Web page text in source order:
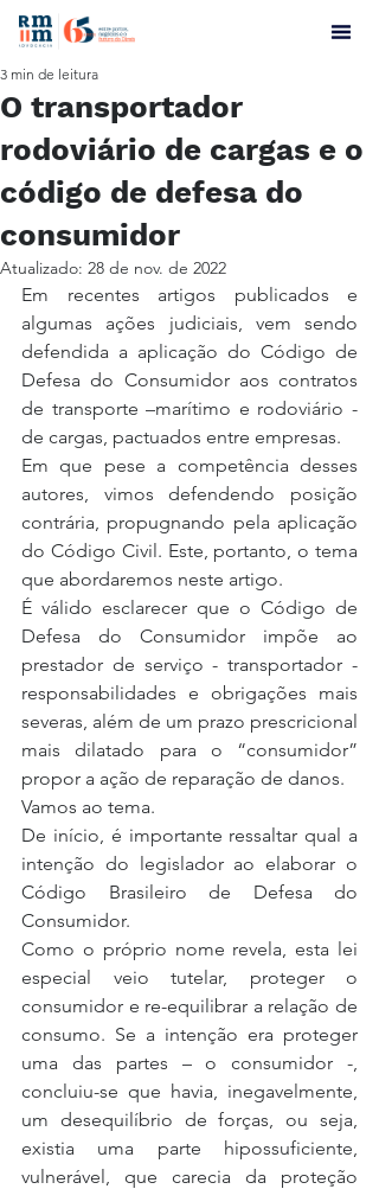
O transportador
rodoviário de cargas e o
código de defesa do
consumidor
3 min de leitura
Atualizado: 28 de nov. de 2022
Em recentes artigos publicados e
algumas ações judiciais, vem sendo
defendida a aplicação do Código de
Defesa do Consumidor aos contratos
de transporte –marítimo e rodoviário -
de cargas, pactuados entre empresas.
Em que pese a competência desses
autores, vimos defendendo posição
contrária, propugnando pela aplicação
do Código Civil. Este, portanto, o tema
que abordaremos neste artigo.
É válido esclarecer que o Código de
Defesa do Consumidor impõe ao
prestador de serviço - transportador -
responsabilidades e obrigações mais
severas, além de um prazo prescricional
mais dilatado para o “consumidor”
propor a ação de reparação de danos.
Vamos ao tema.
De início, é importante ressaltar qual a
intenção do legislador ao elaborar o
Código Brasileiro de Defesa do
Consumidor.
Como o próprio nome revela, esta lei
especial veio tutelar, proteger o
consumidor e re-equilibrar a relação de
consumo. Se a intenção era proteger
uma das partes – o consumidor -,
concluiu-se que havia, inegavelmente,
um desequilíbrio de forças, ou seja,
existia uma parte hipossuficiente,
vulnerável, que carecia da proteção